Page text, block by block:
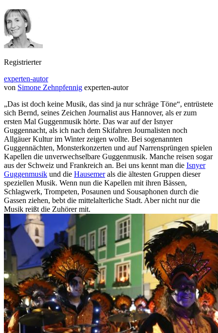
Registrierter
experten-autor
von Simone Zehnpfennig experten-autor
„Das ist doch keine Musik, das sind ja nur schräge Töne“, entrüstete
sich Bernd, seines Zeichen Journalist aus Hannover, als er zum
ersten Mal Guggenmusik hörte. Das war auf der Isnyer
Guggennacht, als ich nach dem Skifahren Journalisten noch
Allgäuer Kultur im Winter zeigen wollte. Bei sogenannten
Guggennächten, Monsterkonzerten und auf Narrensprüngen spielen
Kapellen die unverwechselbare Guggenmusik. Manche reisen sogar
aus der Schweiz und Frankreich an. Bei uns kennt man die Isnyer
Guggenmusik und die Hausemerals die ältesten Gruppen dieser
speziellen Musik. Wenn nun die Kapellen mit ihren Bässen,
Schlagwerk, Trompeten, Posaunen und Sousaphonen durch die
Gassen ziehen, bebt die mittelalterliche Stadt. Aber nicht nur die
Musik reißt die Zuhörer mit.